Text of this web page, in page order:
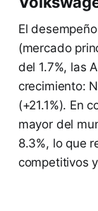
El
(mercado
del 1.7%, las
crecimiento:
(+21.1%). En
mayor del
8.3%, lo que
competitivos